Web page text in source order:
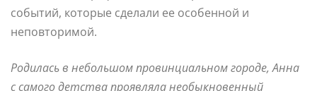
событий, которые сделали ее особенной и
неповторимой.
Родилась в небольшом провинциальном городе, Анна
с самого детства проявляла необыкновенный